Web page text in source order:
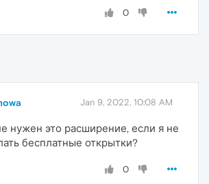
0
Jan 9, 2022, 10:08 AM
нужен это расширение, если я не
бесплатные открытки?
0